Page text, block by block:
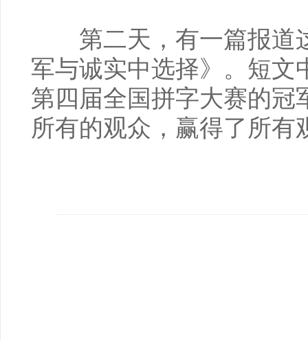
第二天，有一篇报道
军与诚实中选择》。短文
第四届全国拼字大赛的冠
所有的观众，赢得了所有